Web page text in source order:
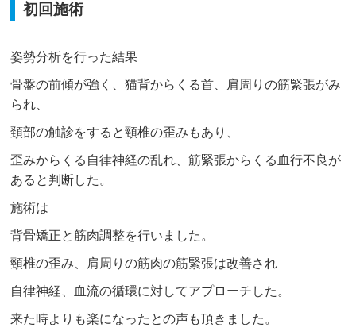
初回施術
姿勢分析を行った結果
骨盤の前傾が強く、猫背からくる首、肩周りの筋緊張がみ
られ、
頚部の触診をすると頸椎の歪みもあり、
歪みからくる自律神経の乱れ、筋緊張からくる血行不良が
あると判断した。
施術は
背骨矯正と筋肉調整を行いました。
頸椎の歪み、肩周りの筋肉の筋緊張は改善され
自律神経、血流の循環に対してアプローチした。
来た時よりも楽になったとの声も頂きました。